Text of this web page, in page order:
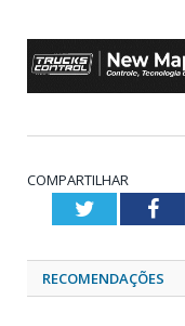
COMPARTILHAR
Twitter
RECOMENDAÇÕES